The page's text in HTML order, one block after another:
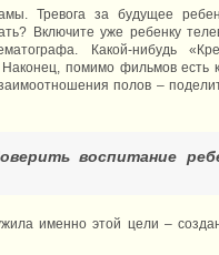
Тревога за будущее
Включите уже ребенку
Какой-нибудь
помимо фильмов есть
полов –
воспитание
именно этой цели –